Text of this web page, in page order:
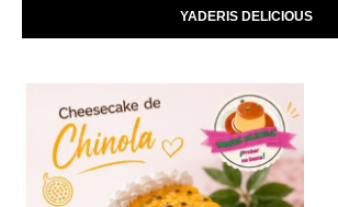
YADERIS DELICIOUS